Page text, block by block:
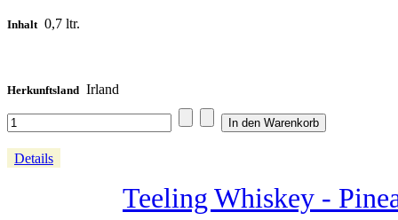
Inhalt 0,7 ltr.
Herkunftsland Irland
Details
Teeling Whiskey -